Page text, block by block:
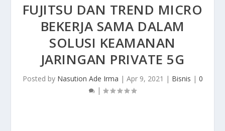
FUJITSU DAN TREND MICRO
BEKERJA SAMA DALAM
SOLUSI KEAMANAN
JARINGAN PRIVATE 5G
Posted by Nasution Ade Irma | Apr 9, 2021 | Bisnis | 0
|